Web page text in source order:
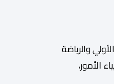
والتي تستقطب سنويا
والریاضة
الأمور،